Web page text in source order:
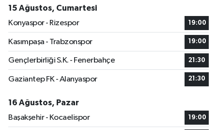
15 Ağustos, Cumartesi
Konyaspor - Rizespor
19:00
Kasımpaşa - Trabzonspor 19:00
Gençlerbirliği S.K. - Fenerbahçe 21:30
Gaziantep FK - Alanyaspor 21:30
16 Ağustos, Pazar
Başakşehir - Kocaelispor
19:00